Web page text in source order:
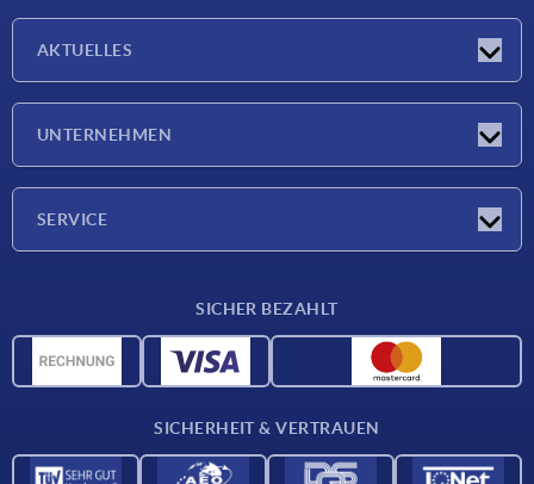
AKTUELLES
UNTERNEHMEN
SERVICE
CAD-Daten
SICHER BEZAHLT
SICHERHEIT & VERTRAUEN